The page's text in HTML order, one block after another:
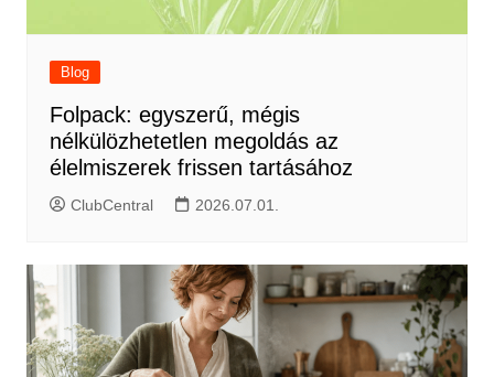
Blog
Folpack: egyszerű, mégis
nélkülözhetetlen megoldás az
élelmiszerek frissen tartásához
ClubCentral 2026.07.01.